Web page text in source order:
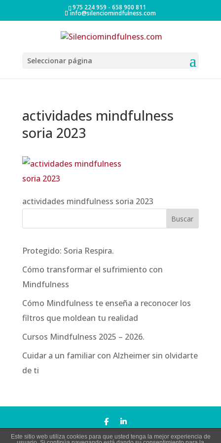
975 224 959 - 658 900 811
info@silenciomindfulness.com
Seleccionar página
actividades mindfulness
soria 2023
actividades mindfulness soria 2023
Protegido: Soria Respira.
Cómo transformar el sufrimiento con
Mindfulness
Cómo Mindfulness te enseña a reconocer los
filtros que moldean tu realidad
Cursos Mindfulness 2025 – 2026.
Cuidar a un familiar con Alzheimer sin olvidarte
de ti
Todos los derechos reservados Copyright © Silencio
Este sitio web utiliza cookies para que usted tenga la mejor experiencia de